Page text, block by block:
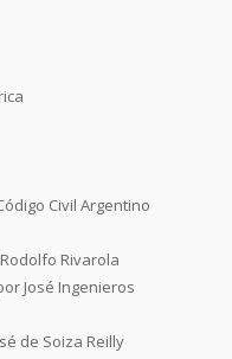
Civil Argentino
Rivarola
José Ingenieros
de Soiza Reilly